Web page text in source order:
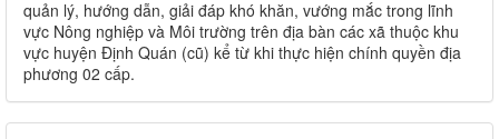
quản lý, hướng dẫn, giải đáp khó khăn, vướng mắc trong lĩnh
vực Nông nghiệp và Môi trường trên địa bàn các xã thuộc khu
vực huyện Định Quán (cũ) kể từ khi thực hiện chính quyền địa
phương 02 cấp.